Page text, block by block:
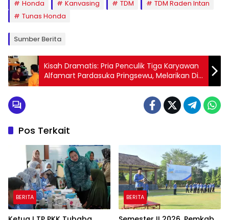
Honda
Kanvasing TDM
TDM Raden Intan
Tunas Honda
Sumber Berita
Kisah Dramatis: Pria Penculik Tiga Karyawan
Alfamart Pardasuka Pringsewu, Melarikan Diri
dengan Raupan Rp8 Juta
Pos Terkait
BERITA BERITA